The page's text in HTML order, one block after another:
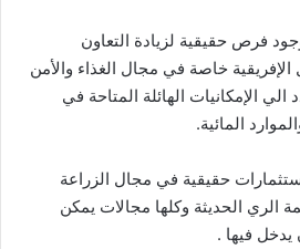
فرص حقيقية لزيادة التعاون
خاصة في مجال الغذاء والأمن
الي الإمكانيات الهائلة المتاحة في
المائية.
حقيقية في مجال الزراعة
الري الحديثة وكلها مجالات يمكن
فيها .